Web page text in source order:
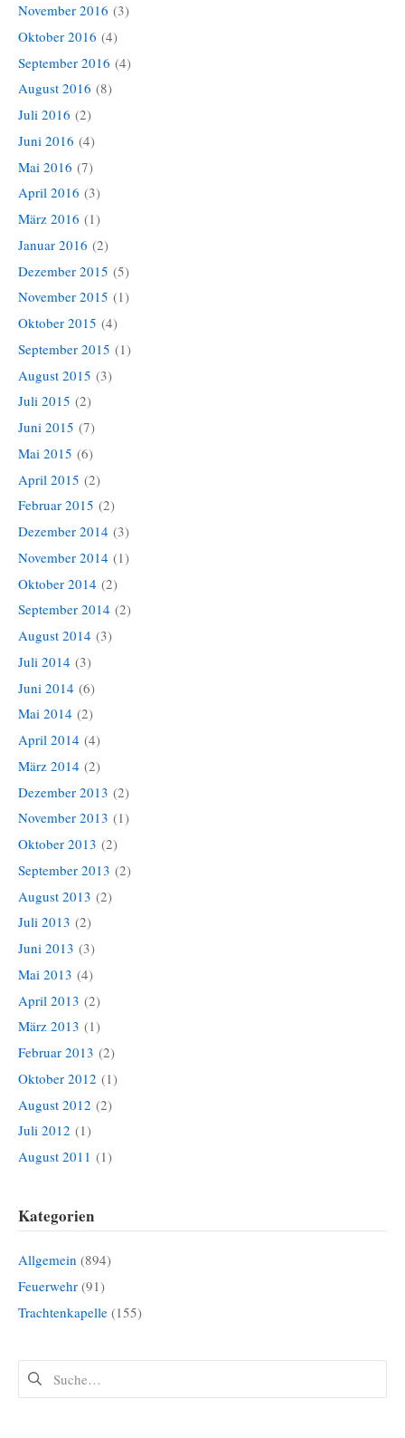
November 2016 (3)
Oktober 2016 (4)
September 2016 (4)
August 2016 (8)
Juli 2016 (2)
Juni 2016 (4)
Mai 2016 (7)
April 2016 (3)
März 2016 (1)
Januar 2016 (2)
Dezember 2015 (5)
November 2015 (1)
Oktober 2015 (4)
September 2015 (1)
August 2015 (3)
Juli 2015 (2)
Juni 2015 (7)
Mai 2015 (6)
April 2015 (2)
Februar 2015 (2)
Dezember 2014 (3)
November 2014 (1)
Oktober 2014 (2)
September 2014 (2)
August 2014 (3)
Juli 2014 (3)
Juni 2014 (6)
Mai 2014 (2)
April 2014 (4)
März 2014 (2)
Dezember 2013 (2)
November 2013 (1)
Oktober 2013 (2)
September 2013 (2)
August 2013 (2)
Juli 2013 (2)
Juni 2013 (3)
Mai 2013 (4)
April 2013 (2)
März 2013 (1)
Februar 2013 (2)
Oktober 2012 (1)
August 2012 (2)
Juli 2012 (1)
August 2011 (1)
Kategorien
Allgemein (894)
Feuerwehr (91)
Trachtenkapelle (155)
Suchen